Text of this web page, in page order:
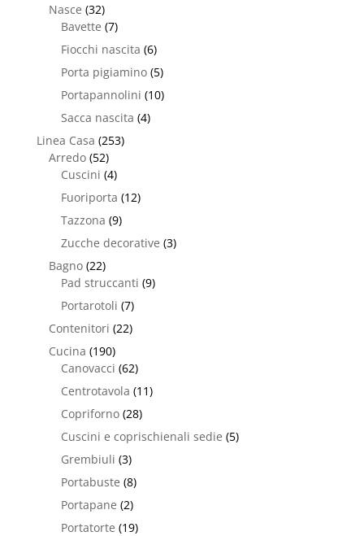
Nasce (32)
Bavette (7)
Fiocchi nascita (6)
Porta pigiamino (5)
Portapannolini (10)
Sacca nascita (4)
Linea Casa (253)
Arredo (52)
Cuscini (4)
Fuoriporta (12)
Tazzona (9)
Zucche decorative (3)
Bagno (22)
Pad struccanti (9)
Portarotoli (7)
Contenitori (22)
Cucina (190)
Canovacci (62)
Centrotavola (11)
Copriforno (28)
Cuscini e coprischienali sedie (5)
Grembiuli (3)
Portabuste (8)
Portapane (2)
Portatorte (19)